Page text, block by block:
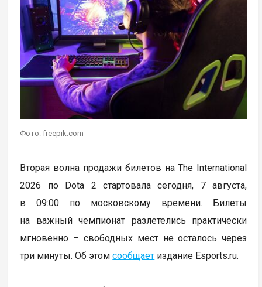
Фото: freepik.com
Вторая волна продажи билетов на The International
2026 по Dota 2 стартовала сегодня, 7 августа,
в 09:00 по московскому времени. Билеты
на важный чемпионат разлетелись практически
мгновенно – свободных мест не осталось через
три минуты. Об этомсообщает издание Esports.ru.